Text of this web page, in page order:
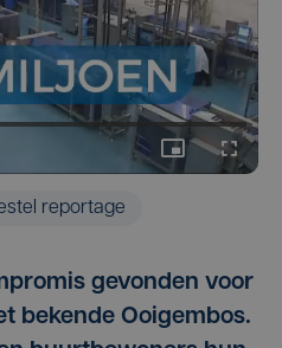
reportage
gevonden voor
bekende Ooigembos.